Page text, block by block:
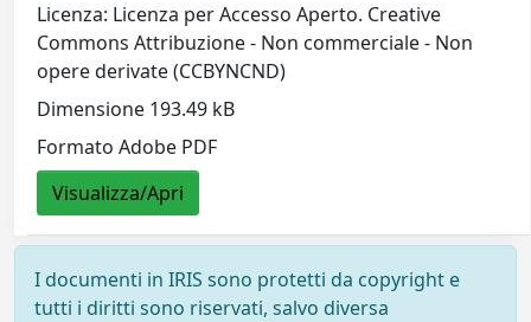
Licenza: Licenza per Accesso Aperto. Creative
Commons Attribuzione - Non commerciale - Non
opere derivate (CCBYNCND)
Dimensione 193.49 kB
Formato Adobe PDF
Visualizza/Apri
I documenti in IRIS sono protetti da copyright e
tutti i diritti sono riservati, salvo diversa